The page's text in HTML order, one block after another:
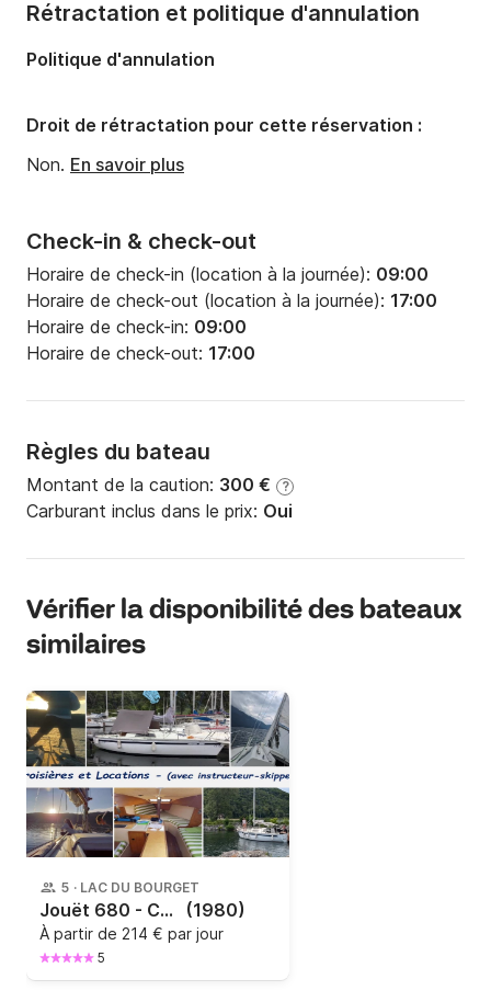
Tirant d'eau:1.35m
Puissance moteur:28cv
Check-in & check-out
Horaire de check-in (location à la journée): 09:00
Horaire de check-out (location à la journée): 17:00
Horaire de check-in: 09:00
Horaire de check-out: 17:00
Règles du bateau
Montant de la caution: 300 € ?
Carburant inclus dans le prix: Oui
Rétractation et politique d'annulation
Politique d'annulation
Droit de rétractation pour cette réservation :
Non. En savoir plus
Vérifier la disponibilité des bateaux
similaires
5 · LAC DU BOURGET
Jouët 680 - Croiseur D.I (1980)
À partir de 214 € par jour
5